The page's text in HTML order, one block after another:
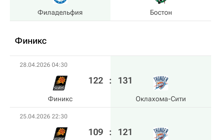
Филадельфия Бостон
Финикс
28.04.2026 04:30
Финикс
122 : 131
Оклахома-Сити
25.04.2026 22:30
109 : 121